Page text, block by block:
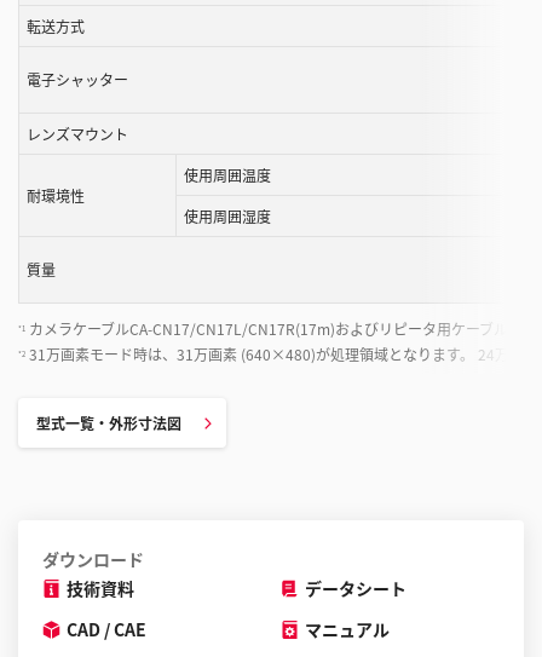
転送方式
電子シャッター
レンズマウント
耐環境性
使用周囲温度
使用周囲湿度
質量
*1 カメラケーブルCA-CN17/CN17L/CN17R(17m)およびリピータ用ケーブル
*2 31万画素モード時は、31万画素 (640×480)が処理領域となります。 24万画
型式一覧・外形寸法図
ダウンロード
技術資料
データシート
CAD / CAE
マニュアル